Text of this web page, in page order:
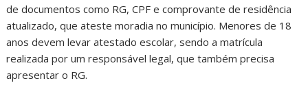
de documentos como RG, CPF e comprovante de residência
atualizado, que ateste moradia no município. Menores de 18
anos devem levar atestado escolar, sendo a matrícula
realizada por um responsável legal, que também precisa
apresentar o RG.